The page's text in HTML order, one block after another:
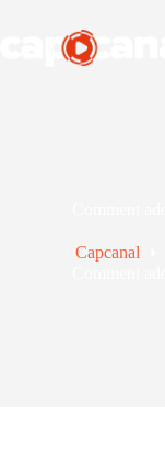
Capcanal